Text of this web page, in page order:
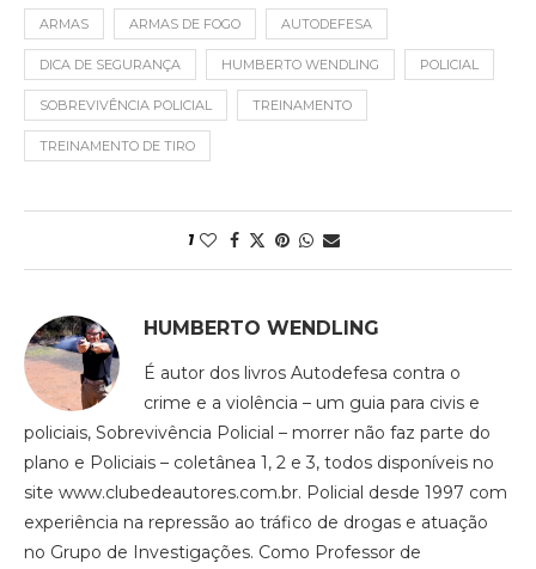
ARMAS ARMAS DE FOGO AUTODEFESA
DICA DE SEGURANÇA HUMBERTO WENDLING POLICIAL
SOBREVIVÊNCIA POLICIAL TREINAMENTO
TREINAMENTO DE TIRO
1
HUMBERTO WENDLING
É autor dos livros Autodefesa contra o
crime e a violência – um guia para civis e
policiais, Sobrevivência Policial – morrer não faz parte do
plano e Policiais – coletânea 1, 2 e 3, todos disponíveis no
site www.clubedeautores.com.br. Policial desde 1997 com
experiência na repressão ao tráfico de drogas e atuação
no Grupo de Investigações. Como Professor de